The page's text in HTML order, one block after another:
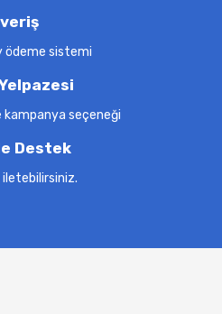
ödeme sistemi
kampanya seçeneği
Destek
iletebilirsiniz.